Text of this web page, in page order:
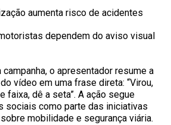
aumenta risco de acidentes
dependem do aviso visual
campanha, o apresentador resume a
vídeo em uma frase direta: “Virou,
faixa, dê a seta”. A ação segue
sociais como parte das iniciativas
mobilidade e segurança viária.